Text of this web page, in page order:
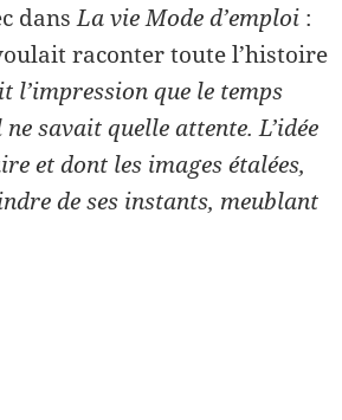
dansLa vie Mode d’emploi :
raconter toute l’histoire
l’impression que le temps
savait quelle attente. L’idée
et dont les images étalées,
de ses instants, meublant